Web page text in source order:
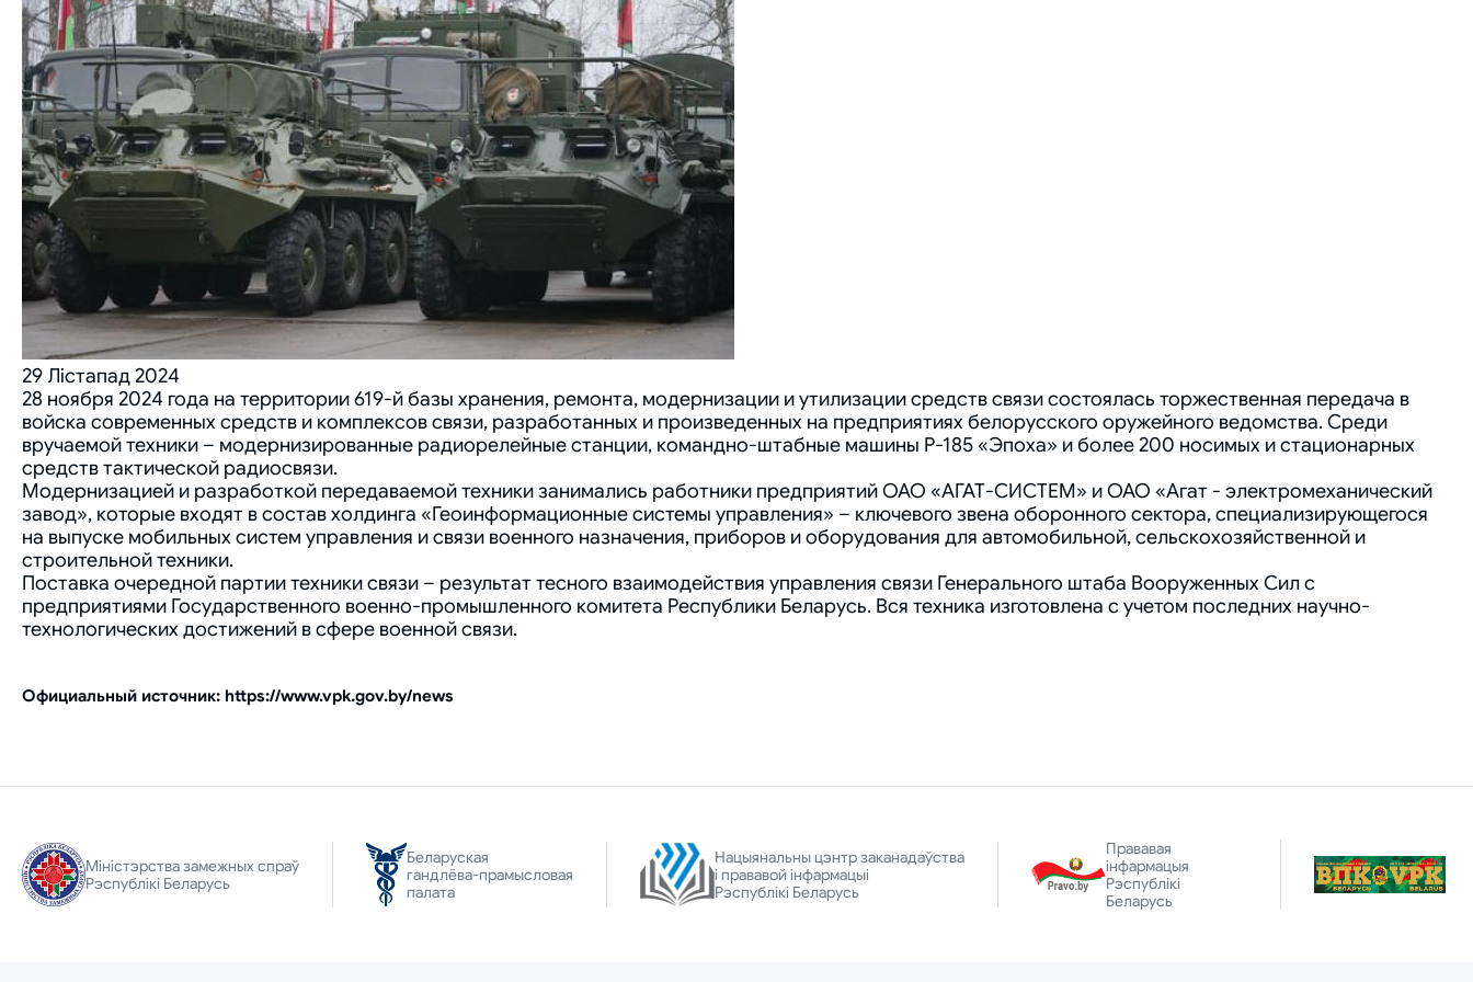
29 Лістапад 2024
28 ноября 2024 года на территории 619-й базы хранения, ремонта, модернизации и утилизации средств связи состоялась торжественная передача в
войска современных средств и комплексов связи, разработанных и произведенных на предприятиях белорусского оружейного ведомства. Среди
вручаемой техники – модернизированные радиорелейные станции, командно-штабные машины Р-185 «Эпоха» и более 200 носимых и стационарных
средств тактической радиосвязи.
Модернизацией и разработкой передаваемой техники занимались работники предприятий ОАО «АГАТ-СИСТЕМ» и ОАО «Агат - электромеханический
завод», которые входят в состав холдинга «Геоинформационные системы управления» – ключевого звена оборонного сектора, специализирующегося
на выпуске мобильных систем управления и связи военного назначения, приборов и оборудования для автомобильной, сельскохозяйственной и
строительной техники.
Поставка очередной партии техники связи – результат тесного взаимодействия управления связи Генерального штаба Вооруженных Сил с
предприятиями Государственного военно-промышленного комитета Республики Беларусь. Вся техника изготовлена с учетом последних научно-
технологических достижений в сфере военной связи.
Официальный источник: https://www.vpk.gov.by/news
Міністэрства замежных спраў
Рэспублікі Беларусь
Беларуская
гандлёва-прамысловая
палата
Нацыянальны цэнтр заканадаўства
і прававой інфармацыі
Рэспублікі Беларусь
Прававая
інфармацыя
Рэспублікі
Беларусь